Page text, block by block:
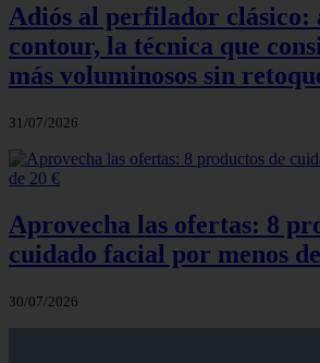
Adiós al perfilador clásico:
contour, la técnica que
más voluminosos sin
31/07/2026
Aprovecha las ofertas: 8
cuidado facial por menos
30/07/2026